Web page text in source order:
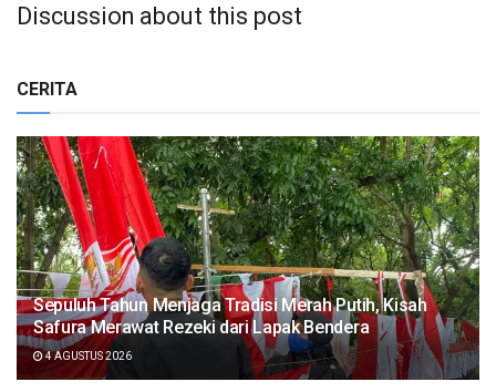
Discussion about this post
CERITA
Sepuluh Tahun Menjaga Tradisi Merah Putih, Kisah
Safura Merawat Rezeki dari Lapak Bendera
4 AGUSTUS 2026